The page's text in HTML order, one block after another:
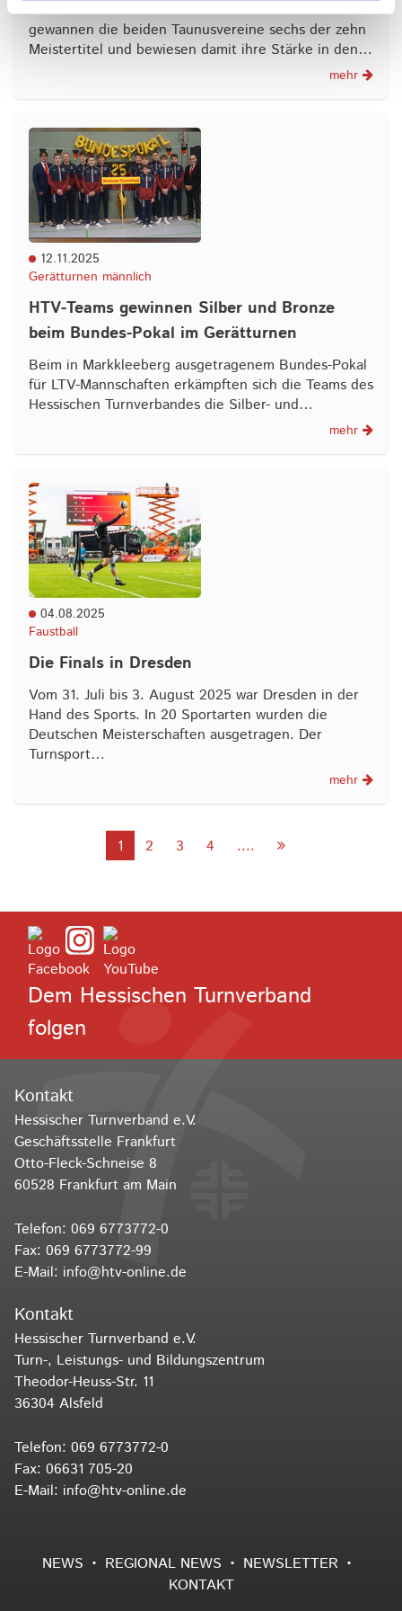
Bei den Hessischen Mannschaftsmeisterschaften
gewannen die beiden Taunusvereine sechs der zehn
Meistertitel und bewiesen damit ihre Stärke in den…
mehr
12.11.2025
Gerätturnen männlich
HTV-Teams gewinnen Silber und Bronze
beim Bundes-Pokal im Gerätturnen
Beim in Markkleeberg ausgetragenem Bundes-Pokal
für LTV-Mannschaften erkämpften sich die Teams des
Hessischen Turnverbandes die Silber- und…
mehr
04.08.2025
Faustball
Die Finals in Dresden
Vom 31. Juli bis 3. August 2025 war Dresden in der
Hand des Sports. In 20 Sportarten wurden die
Deutschen Meisterschaften ausgetragen. Der
Turnsport…
mehr
1 2 3 4 ....
Dem Hessischen Turnverband
folgen
Kontakt
Hessischer Turnverband e.V.
Geschäftsstelle Frankfurt
Otto-Fleck-Schneise 8
60528 Frankfurt am Main
Telefon: 069 6773772-0
Fax: 069 6773772-99
E-Mail: info@htv-online.de
Kontakt
Hessischer Turnverband e.V.
Turn-, Leistungs- und Bildungszentrum
Theodor-Heuss-Str. 11
36304 Alsfeld
Telefon: 069 6773772-0
Fax: 06631 705-20
E-Mail: info@htv-online.de
NEWS REGIONAL NEWS
NEWSLETTER
KONTAKT